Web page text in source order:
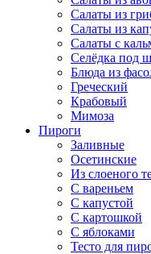
Салаты из
Салаты из
Салаты с
Селёдка под
Блюда из
Греческий
Крабовый
Мимоза
Пироги
Заливные
Осетинские
Из слоеного
С вареньем
С капустой
С картошкой
С яблоками
Тесто для